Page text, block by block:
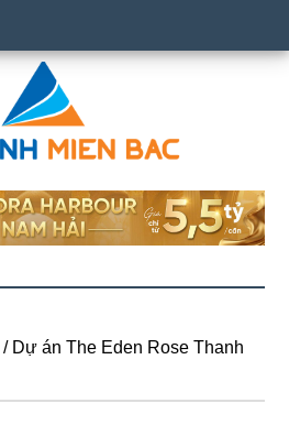
/Dự án The Eden Rose Thanh